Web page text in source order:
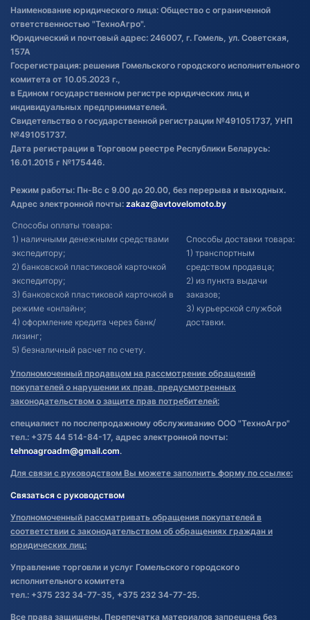
Обработка файлов cookie
Постановка транспорта на учет
Обновления в ЭПТС 2024
Наименование юридического лица: Общество с ограниченной
ответственностью "ТехноАгро".
Юридический и почтовый адрес: 246007, г. Гомель, ул. Советская,
157А
Госрегистрация: решения Гомельского городского исполнительного
комитета от 10.05.2023 г.,
в Едином государственном регистре юридических лиц и
индивидуальных предпринимателей.
Свидетельство о государственной регистрации №491051737, УНП
№491051737.
Дата регистрации в Торговом реестре Республики Беларусь:
16.01.2015 г №175446.
Режим работы: Пн-Вс с 9.00 до 20.00, без перерыва и выходных.
Адрес электронной почты: zakaz@avtovelomoto.by
Способы оплаты товара:
1) наличными денежными средствами
экспедитору;
2) банковской пластиковой карточкой
экспедитору;
3) банковской пластиковой карточкой в
режиме «онлайн»;
4) оформление кредита через банк/
лизинг;
5) безналичный расчет по счету.
Способы доставки товара:
1) транспортным
средством продавца;
2) из пункта выдачи
заказов;
3) курьерской службой
доставки.
Уполномоченный продавцом на рассмотрение обращений
покупателей о нарушении их прав, предусмотренных
законодательством о защите прав потребителей:
специалист по послепродажному обслуживанию ООО "ТехноАгро"
тел.: +375 44 514-84-17, адрес электронной почты:
tehnoagroadm@gmail.com.
Для связи с руководством Вы можете заполнить форму по ссылке:
Связаться с руководством
Уполномоченный рассматривать обращения покупателей в
соответствии с законодательством об обращениях граждан и
юридических лиц:
Управление торговли и услуг Гомельского городского
исполнительного комитета
тел.: +375 232 34-77-35, +375 232 34-77-25.
Все права защищены. Перепечатка материалов запрещена без